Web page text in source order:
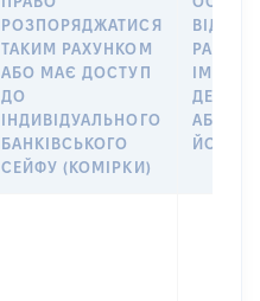
РОЗПОРЯДЖАТИСЯ
ТАКИМ РАХУНКОМ
АБО МАЄ ДОСТУП
ДО
ІНДИВІДУАЛЬНОГО
БАНКІВСЬКОГО
СЕЙФУ (КОМІРКИ)
ІМ’Я
АБО
ЙОГО